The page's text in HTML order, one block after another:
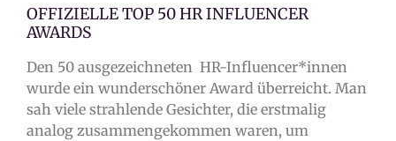
OFFIZIELLE TOP 50 HR INFLUENCER
AWARDS
Den 50 ausgezeichneten HR-Influencer*innen
wurde ein wunderschöner Award überreicht. Man
sah viele strahlende Gesichter, die erstmalig
analog zusammengekommen waren, um